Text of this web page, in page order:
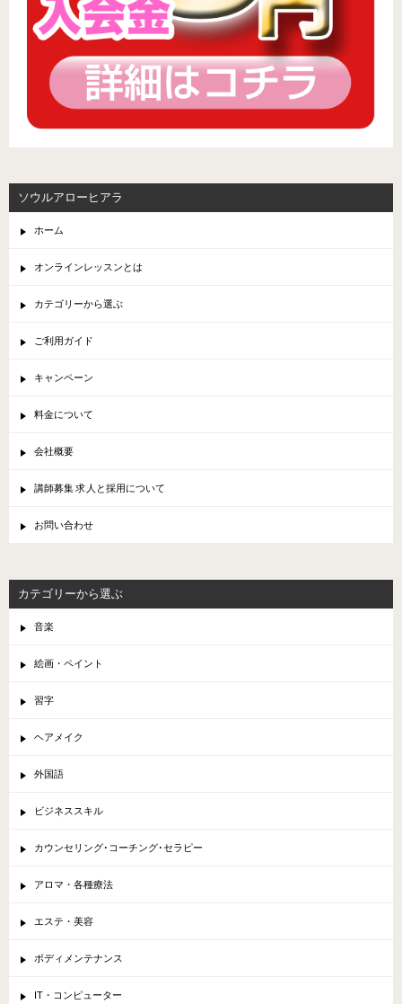
ソウルアローヒアラ
ホーム
オンラインレッスンとは
カテゴリーから選ぶ
ご利用ガイド
キャンペーン
料金について
会社概要
講師募集 求人と採用について
お問い合わせ
カテゴリーから選ぶ
音楽
絵画・ペイント
習字
ヘアメイク
外国語
ビジネススキル
カウンセリング･コーチング･セラピー
アロマ・各種療法
エステ・美容
ボディメンテナンス
IT・コンピューター